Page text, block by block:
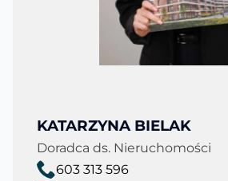
KATARZYNA BIELAK
Doradca ds. Nieruchomości
603 313 596